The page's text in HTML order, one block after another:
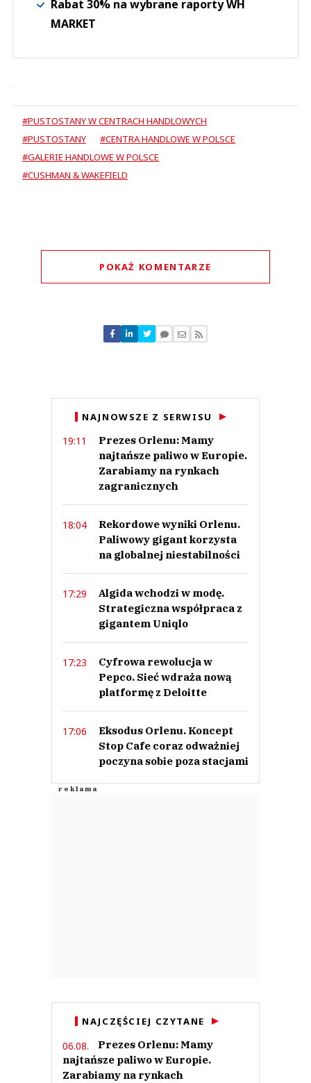
Rabat 30% na wybrane raporty WH
MARKET
#PUSTOSTANY W CENTRACH HANDLOWYCH
#PUSTOSTANY
#CENTRA HANDLOWE W POLSCE
#GALERIE HANDLOWE W POLSCE
#CUSHMAN & WAKEFIELD
POKAŻ KOMENTARZE
Nie znaleziono komentarzy
Zostaw swoje komentarze
NAJNOWSZE Z SERWISU
19:11
Prezes Orlenu: Mamy
najtańsze paliwo w Europie.
Zarabiamy na rynkach
zagranicznych
18:04
Rekordowe wyniki Orlenu.
Paliwowy gigant korzysta
na globalnej niestabilności
17:29
Algida wchodzi w modę.
Strategiczna współpraca z
gigantem Uniqlo
17:23
Cyfrowa rewolucja w
Pepco. Sieć wdraża nową
platformę z Deloitte
17:06
Eksodus Orlenu. Koncept
Stop Cafe coraz odważniej
poczyna sobie poza stacjami
NAJCZĘŚCIEJ CZYTANE
06.08.
Prezes Orlenu: Mamy
najtańsze paliwo w Europie.
Zarabiamy na rynkach